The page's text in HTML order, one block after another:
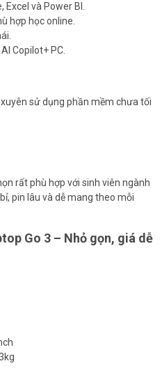
và Power BI.
hợp học online.
Copilot+ PC.
sử dụng phần mềm chưa tối
rất phù hợp với sinh viên ngành
pin lâu và dễ mang theo mỗi
Go 3 – Nhỏ gọn, giá dễ